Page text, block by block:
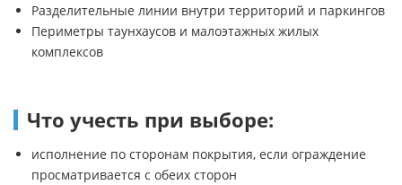
Разделительные линии внутри территорий и паркингов
Периметры таунхаусов и малоэтажных жилых
комплексов
Что учесть при выборе:
исполнение по сторонам покрытия, если ограждение
просматривается с обеих сторон